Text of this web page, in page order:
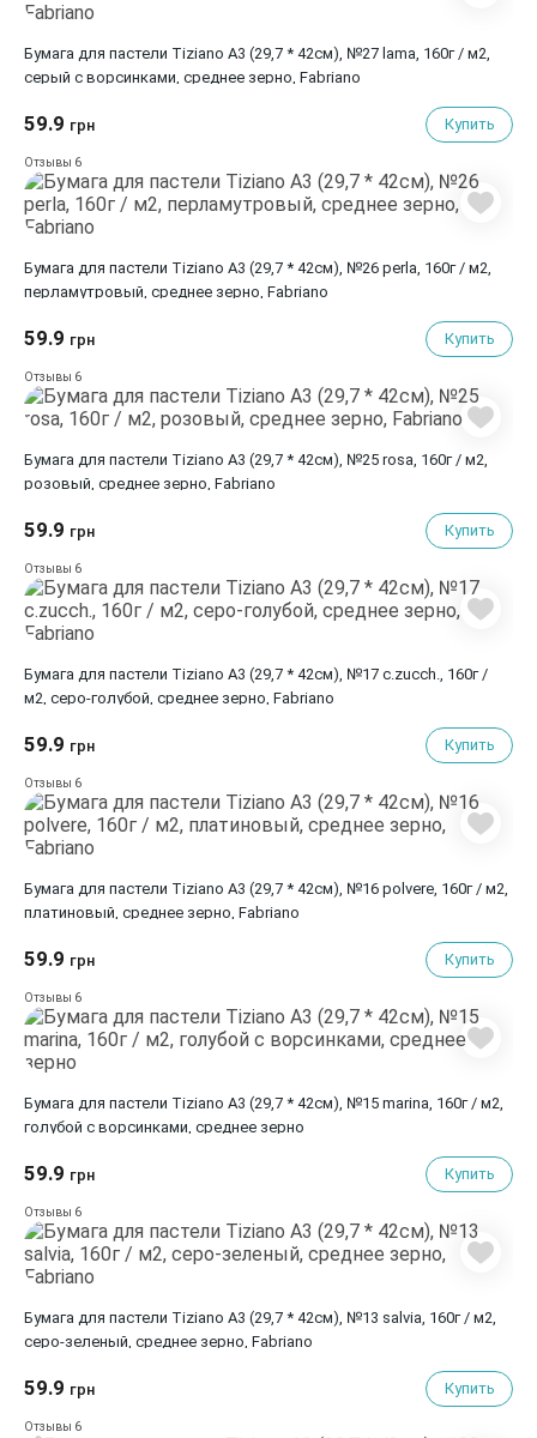
Бумага для пастели Tiziano A3 (29,7 * 42см), №27 lama, 160г / м2,
серый с ворсинками, среднее зерно, Fabriаno
59.9 грн Купить
Отзывы 6
Бумага для пастели Tiziano A3 (29,7 * 42см), №26 perla, 160г / м2,
перламутровый, среднее зерно, Fabriano
59.9 грн Купить
Отзывы 6
Бумага для пастели Tiziano A3 (29,7 * 42см), №25 rosa, 160г / м2,
розовый, среднее зерно, Fabriano
59.9 грн Купить
Отзывы 6
Бумага для пастели Tiziano A3 (29,7 * 42см), №17 c.zucch., 160г /
м2, серо-голубой, среднее зерно, Fabrianо
59.9 грн Купить
Отзывы 6
Бумага для пастели Tiziano A3 (29,7 * 42см), №16 polvere, 160г / м2,
платиновый, среднее зерно, Fabriano
59.9 грн Купить
Отзывы 6
Бумага для пастели Tiziano A3 (29,7 * 42см), №15 marina, 160г / м2,
голубой с ворсинками, среднее зерно
59.9 грн Купить
Отзывы 6
Бумага для пастели Tiziano A3 (29,7 * 42см), №13 salvia, 160г / м2,
серо-зеленый, среднее зерно, Fabriano
59.9 грн Купить
Отзывы 6